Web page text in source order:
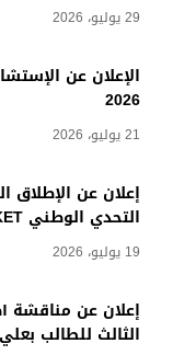
29 يوليو، 2026
2026
21 يوليو، 2026
إعلان عن الإطلاق
التحدي الوطني PROTOMARKET.
19 يوليو، 2026
إعلان عن مناقشة
الثالث للطالب